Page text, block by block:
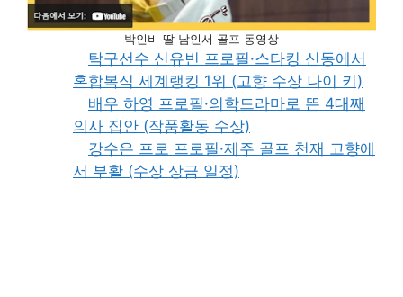
박인비 딸 남인서 골프 동영상
탁구선수 신유빈 프로필·스타킹 신동에서
혼합복식 세계랭킹 1위 (고향 수상 나이 키)
배우 하영 프로필·의학드라마로 뜬 4대째
의사 집안 (작품활동 수상)
강수은 프로 프로필·제주 골프 천재 고향에
서 부활 (수상 상금 일정)